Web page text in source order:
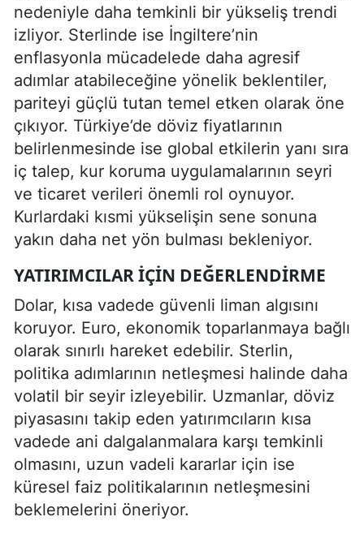
nedeniyle daha temkinli bir yükseliş trendi
izliyor. Sterlinde ise İngiltere’nin
enflasyonla mücadelede daha agresif
adımlar atabileceğine yönelik beklentiler,
pariteyi güçlü tutan temel etken olarak öne
çıkıyor. Türkiye’de döviz fiyatlarının
belirlenmesinde ise global etkilerin yanı sıra
iç talep, kur koruma uygulamalarının seyri
ve ticaret verileri önemli rol oynuyor.
Kurlardaki kısmi yükselişin sene sonuna
yakın daha net yön bulması bekleniyor.
YATIRIMCILAR İÇIN DEĞERLENDIRME
Dolar, kısa vadede güvenli liman algısını
koruyor. Euro, ekonomik toparlanmaya bağlı
olarak sınırlı hareket edebilir. Sterlin,
politika adımlarının netleşmesi halinde daha
volatil bir seyir izleyebilir. Uzmanlar, döviz
piyasasını takip eden yatırımcıların kısa
vadede ani dalgalanmalara karşı temkinli
olmasını, uzun vadeli kararlar için ise
küresel faiz politikalarının netleşmesini
beklemelerini öneriyor.